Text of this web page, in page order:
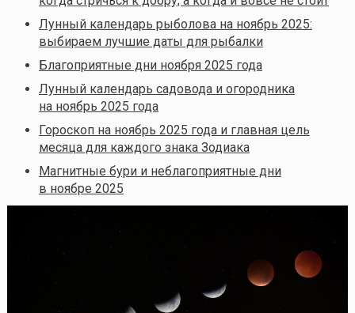
Лунный календарь рыболова на ноябрь 2025:
выбираем лучшие даты для рыбалки
Благоприятные дни ноября 2025 года
Лунный календарь садовода и огородника
на ноябрь 2025 года
Гороскоп на ноябрь 2025 года и главная цель
месяца для каждого знака Зодиака
Магнитные бури и неблагоприятные дни
в ноябре 2025